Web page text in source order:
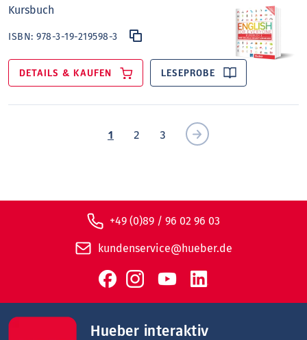
Kursbuch
ISBN:978-3-19-219598-3
DETAILS & KAUFEN LESEPROBE
1 2 3
+49 (0)89 / 96 02 96 03
kundenservice@hueber.de
Hueber interaktiv